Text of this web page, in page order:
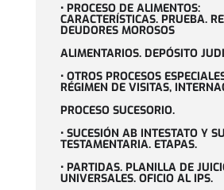
• PROCESO DE ALIMENTOS:
CARACTERÍSTICAS. PRUEBA.
DEUDORES MOROSOS
ALIMENTARIOS. DEPÓSITO
• OTROS PROCESOS
RÉGIMEN DE VISITAS,
PROCESO SUCESORIO.
• SUCESIÓN AB INTESTATO Y
TESTAMENTARIA. ETAPAS.
• PARTIDAS. PLANILLA DE
UNIVERSALES. OFICIO AL IPS.